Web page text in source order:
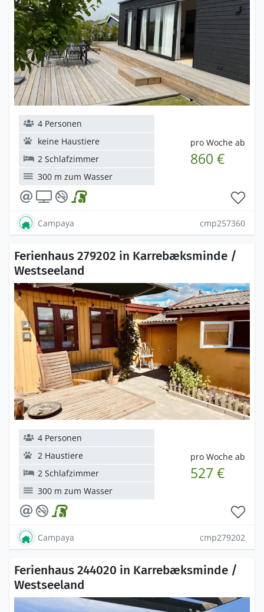
pro Woche ab
860 €
4 Personen
keine Haustiere
2 Schlafzimmer
300 m zum Wasser
Campaya cmp257360
Ferienhaus 279202 in Karrebæksminde /
Westseeland
pro Woche ab
527 €
4 Personen
2 Haustiere
2 Schlafzimmer
300 m zum Wasser
Campaya cmp279202
Ferienhaus 244020 in Karrebæksminde /
Westseeland